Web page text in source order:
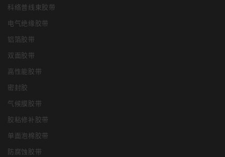
科络普线束胶带
电气绝缘胶带
铝箔胶带
双面胶带
高性能胶带
密封胶
气候膜胶带
胶粘修补胶带
单面泡棉胶带
防腐蚀胶带